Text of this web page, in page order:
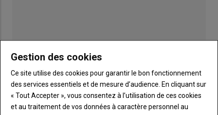
TITRE JE M'ABONNE
Gestion des cookies
Ce site utilise des cookies pour garantir le bon fonctionnement
des services essentiels et de mesure d’audience. En cliquant sur
« Tout Accepter », vous consentez à l’utilisation de ces cookies
et au traitement de vos données à caractère personnel au